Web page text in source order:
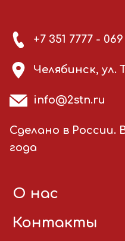
+7 351 7777 - 069
Челябинск, ул.
info@2stn.ru
Сделано в России.
года
О нас
Контакты